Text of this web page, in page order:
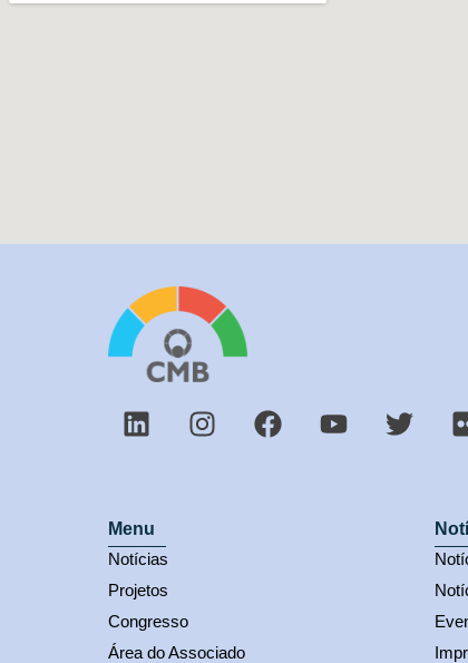
Menu
Notícias
Projetos
Congresso
Área do Associado